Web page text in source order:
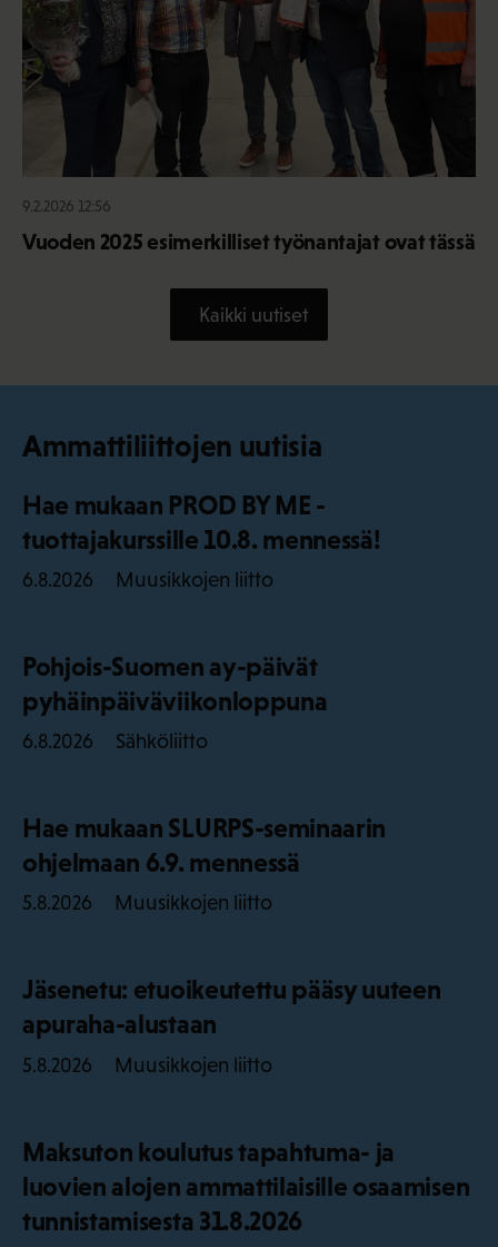
9.2.2026 12:56
Vuoden 2025 esimerkilliset työnantajat ovat tässä
Kaikki uutiset
Ammattiliittojen uutisia
Hae mukaan PROD BY ME -
tuottajakurssille 10.8. mennessä!
6.8.2026 Muusikkojen liitto
Pohjois-Suomen ay-päivät
pyhäinpäiväviikonloppuna
6.8.2026 Sähköliitto
Hae mukaan SLURPS-seminaarin
ohjelmaan 6.9. mennessä
5.8.2026 Muusikkojen liitto
Jäsenetu: etuoikeutettu pääsy uuteen
apuraha-alustaan
5.8.2026 Muusikkojen liitto
Maksuton koulutus tapahtuma- ja
luovien alojen ammattilaisille osaamisen
tunnistamisesta 31.8.2026